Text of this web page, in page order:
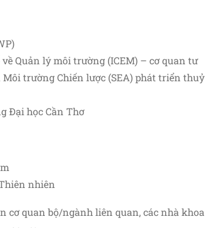
Quản lý môi trường (ICEM) – cơ quan tư
trường Chiến lược (SEA) phát triển thuỷ
Đại học Cần Thơ
nhiên
cơ quan bộ/ngành liên quan, các nhà khoa